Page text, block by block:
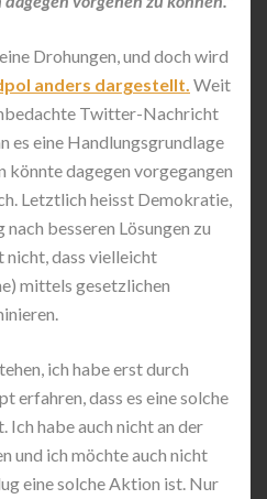
Drohungen, und doch wird
anders dargestellt. Weit
Twitter-Nachricht
es eine Handlungsgrundlage
könnte dagegen vorgegangen
Letztlich heisst Demokratie,
besseren Lösungen zu
nicht, dass vielleicht
mittels gesetzlichen
ich habe erst durch
erfahren, dass es eine solche
habe auch nicht an der
und ich möchte auch nicht
eine solche Aktion ist. Nur